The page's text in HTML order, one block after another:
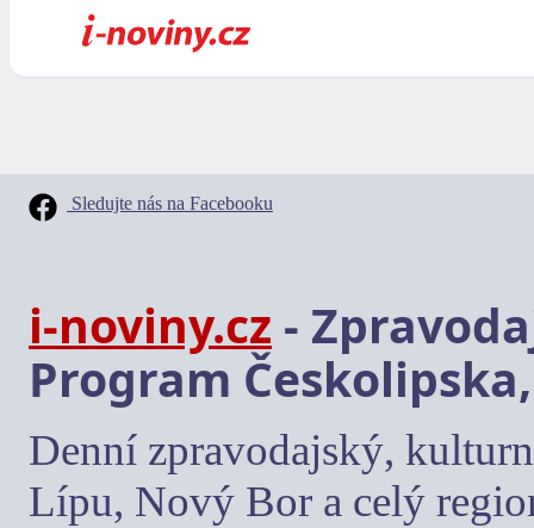
Sledujte nás na Facebooku
i-noviny.cz -
Program
Denní zpravodajský,
Lípu, Nový Bor a celý